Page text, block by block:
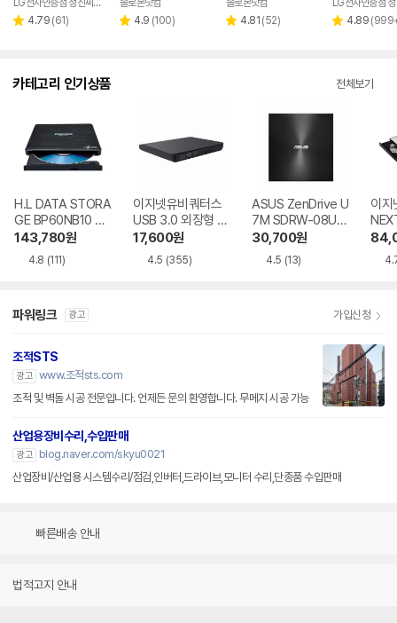
LG전자인증점 정진씨앤에스
별 4.79 리
(61)
페이
솔로몬닷컴
별 4.9 리
(100)
솔로몬닷컴
별 4.81 리
(52)
별 4.89 리
(
카테고리 인기상품 전체보기
H.L DATA STORA
GE BP60NB10 블
루레이 외장ODD
143,780원
4.8 (111)
이지넷유비쿼터스
USB 3.0 외장형 D
VD-RW NEXT-20
0DVD-RW
17,600원
4.5 (355)
ASUS ZenDrive U
7M SDRW-08U7
M-U-B
30,700원
4.5 (13)
이지
BR
파워링크 광고 가입신청
조적STS
광고 www.조적sts.com
조적 및 벽돌 시공 전문입니다. 언제든 문의 환영합니다. 무메지 시공 가능
산업용장비수리,수입판매
광고
blog.naver.com/skyu0021
산업장비/산업용 시스템수리/점검,인버터,드라이브,모니터 수리,단종품 수입판매
빠른배송 안내
법적고지 안내